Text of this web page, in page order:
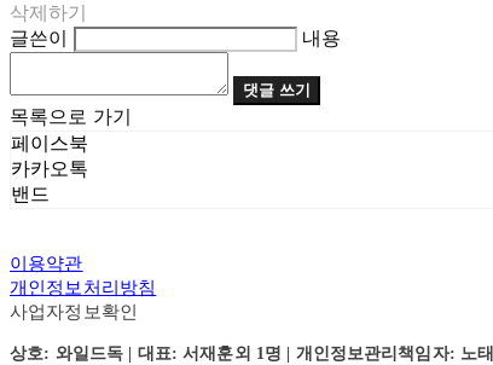
삭제하기
글쓴이
내용
댓글 쓰기
목록으로 가기
페이스북
카카오톡
밴드
이용약관
개인정보처리방침
사업자정보확인
상호: 와일드독 | 대표: 서재훈외 1명 | 개인정보관리책임자: 노